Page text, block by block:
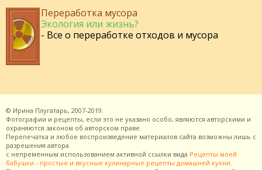
Переработка мусора
Экология или жизнь?
- Все о переработке отходов и мусора
© Ирина Плугатарь, 2007-2019.
Фотографии и рецепты, если это не указано особо, являются авторскими и
охраняются законом об авторском праве.
Перепечатка и любое воспроизведение материалов сайта возможны лишь с
разрешения автора
с непременным использованием активной ссылки вида Рецепты моей
бабушки - простые и вкусные кулинарные рецепты домашней кухни.